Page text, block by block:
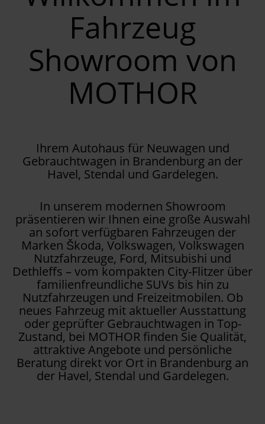
Fahrzeug
Showroom von
MOTHOR
Ihrem Autohaus für Neuwagen und
Gebrauchtwagen in Brandenburg an der
Havel, Stendal und Gardelegen.
In unserem modernen Showroom
präsentieren wir Ihnen eine große Auswahl
an sofort verfügbaren Fahrzeugen der
Marken Škoda, Volkswagen, Volkswagen
Nutzfahrzeuge, Ford, Mitsubishi und
Dethleffs – vom kompakten City-Flitzer über
familienfreundliche SUVs bis hin zu
Nutzfahrzeugen und Freizeitmobilen. Ob
neues Fahrzeug mit aktueller Ausstattung
oder geprüfter Gebrauchtwagen in Top-
Zustand, bei MOTHOR finden Sie Qualität,
attraktive Angebote und persönliche
Beratung direkt vor Ort in Brandenburg an
der Havel, Stendal und Gardelegen.